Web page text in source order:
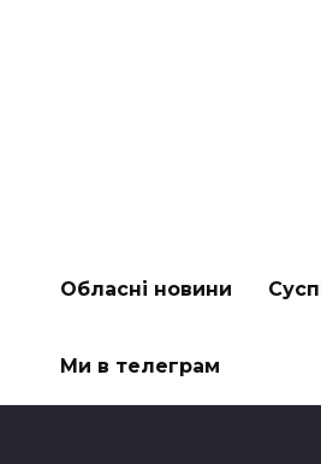
Обласні новини
Ми в телеграм